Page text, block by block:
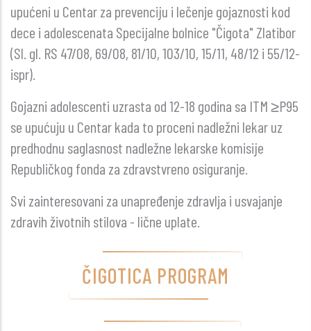
upućeni u Centar za prevenciju i lečenje gojaznosti kod
dece i adolescenata Specijalne bolnice "Čigota" Zlatibor
(Sl. gl. RS 47/08, 69/08, 81/10, 103/10, 15/11, 48/12 i 55/12-
ispr).
Gojazni adolescenti uzrasta od 12-18 godina sa ITM ≥P95
se upućuju u Centar kada to proceni nadležni lekar uz
predhodnu saglasnost nadležne lekarske komisije
Republičkog fonda za zdravstvreno osiguranje.
Svi zainteresovani za unapređenje zdravlja i usvajanje
zdravih životnih stilova - lične uplate.
ČIGOTICA PROGRAM